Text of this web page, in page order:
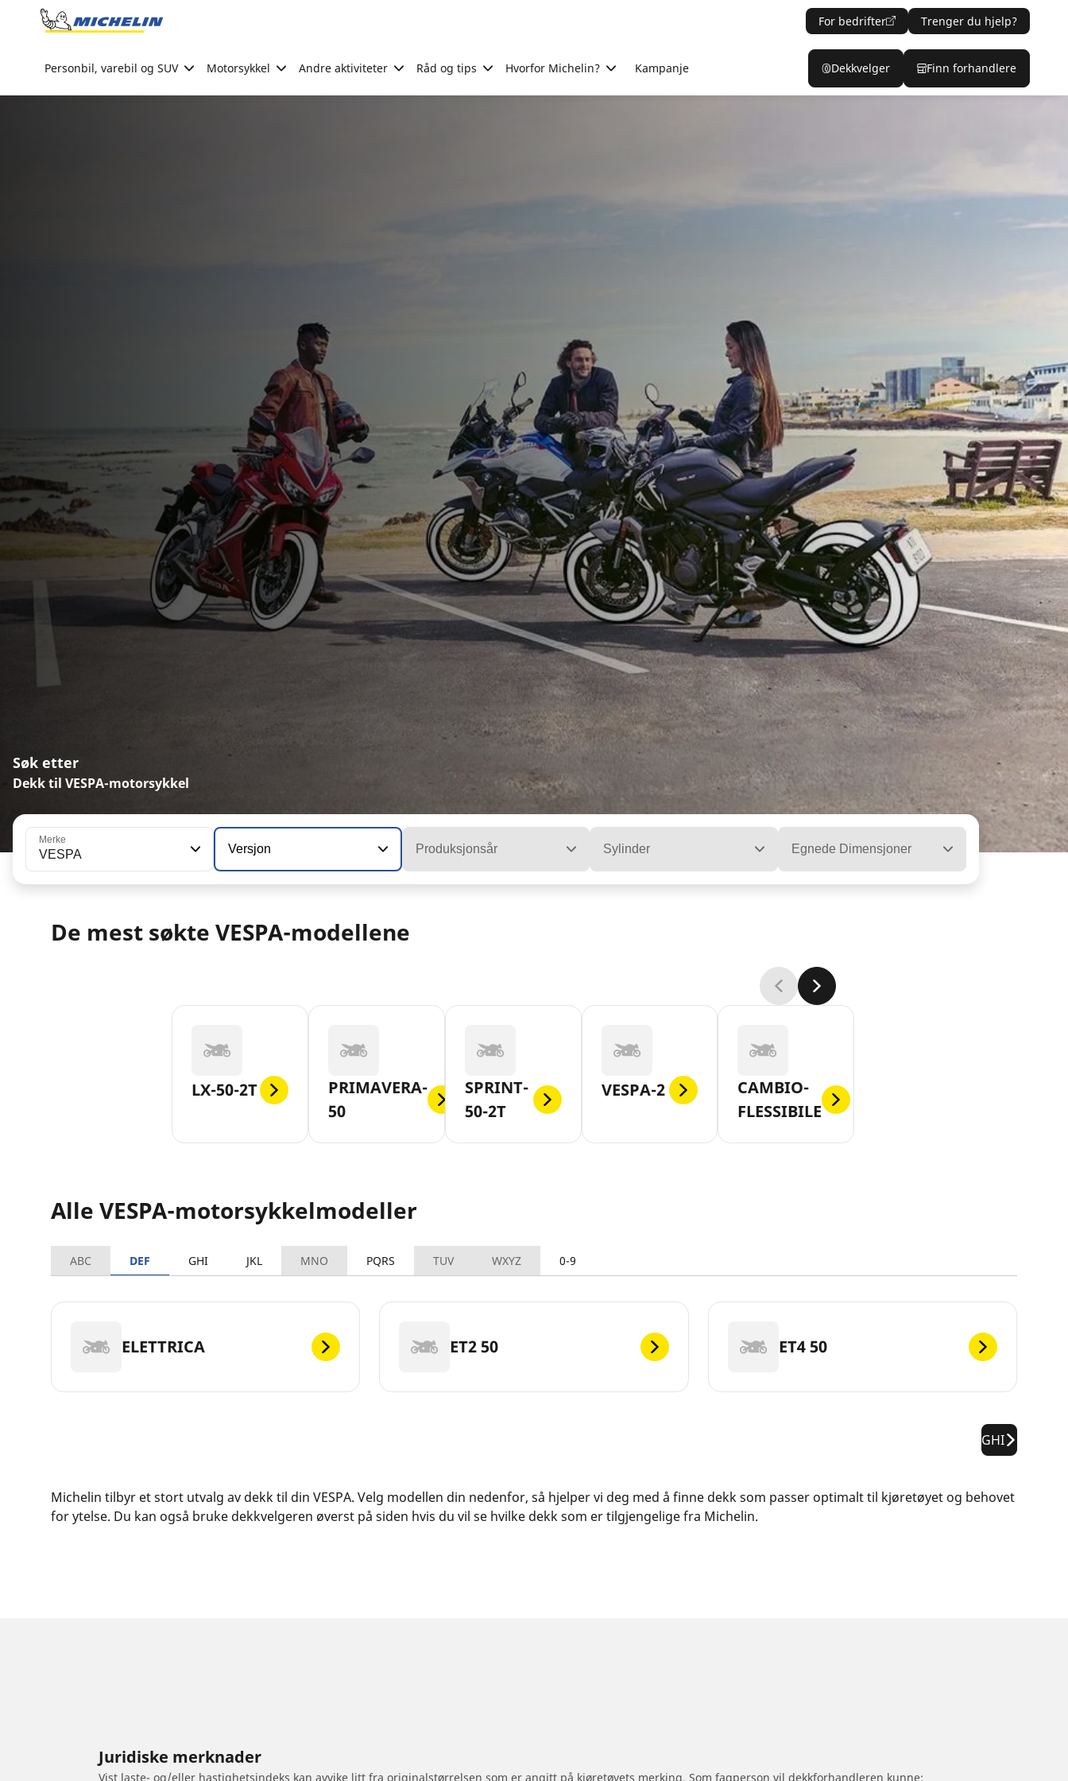
Go to page content
For bedrifter Trenger du hjelp?
Personbil, varebil og SUV Motorsykkel Andre aktiviteter Råd og tips Hvorfor Michelin? Kampanje Dekkvelger Finn forhandlere
Søk etter
Dekk til VESPA-motorsykkel
Merke
VESPA Versjon Produksjonsår Sylinder Egnede Dimensjoner
De mest søkte VESPA-modellene
LX-50-2T
PRIMAVERA-
50
SPRINT-
50-2T
VESPA-2
CAMBIO-
FLESSIBILE
Alle VESPA-motorsykkelmodeller
ABC DEF GHI JKL MNO PQRS TUV WXYZ 0-9
ELETTRICA ET2 50 ET4 50
GHI
Michelin tilbyr et stort utvalg av dekk til din VESPA. Velg modellen din nedenfor, så hjelper vi deg med å finne dekk som passer optimalt til kjøretøyet og behovet
for ytelse. Du kan også bruke dekkvelgeren øverst på siden hvis du vil se hvilke dekk som er tilgjengelige fra Michelin.
Juridiske merknader
Vist laste- og/eller hastighetsindeks kan avvike litt fra originalstørrelsen som er angitt på kjøretøyets merking. Som fagperson vil dekkforhandleren kunne: